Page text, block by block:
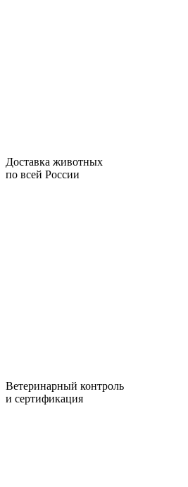
Доставка животных
по всей России
Ветеринарный контроль
и сертификация